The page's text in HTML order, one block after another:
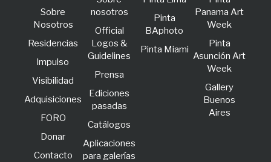
Sobre
Nosotros
Residencias
lmpulso
Visibilidad
Adquisiciones
FORO
Donar
Contacto
nosotros
Official
Logos &
Guidelines
Prensa
Ediciones
pasadas
Catálogos
Aplicaciones
para galerías
Pinta
BAphoto
Pinta Miami
Panama Art
Week
Pinta
Asunción Art
Week
Gallery
Buenos
Aires